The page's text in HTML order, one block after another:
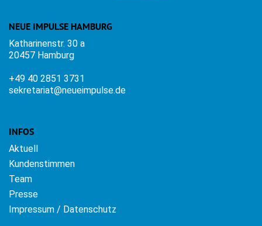
NEUE IMPULSE HAMBURG
Katharinenstr. 30 a
20457 Hamburg
+49 40 2851 3731
sekretariat@neueimpulse.de
INFOS
Aktuell
Kundenstimmen
Team
Presse
Impressum / Datenschutz